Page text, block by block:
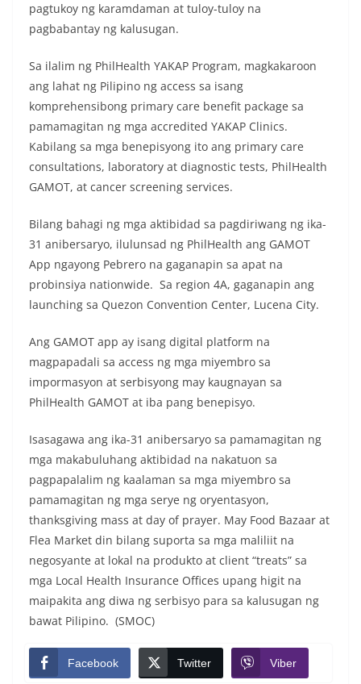
pagtukoy ng karamdaman at tuloy-tuloy na
pagbabantay ng kalusugan.
Sa ilalim ng PhilHealth YAKAP Program, magkakaroon
ang lahat ng Pilipino ng access sa isang
komprehensibong primary care benefit package sa
pamamagitan ng mga accredited YAKAP Clinics.
Kabilang sa mga benepisyong ito ang primary care
consultations, laboratory at diagnostic tests, PhilHealth
GAMOT, at cancer screening services.
Bilang bahagi ng mga aktibidad sa pagdiriwang ng ika-
31 anibersaryo, ilulunsad ng PhilHealth ang GAMOT
App ngayong Pebrero na gaganapin sa apat na
probinsiya nationwide. Sa region 4A, gaganapin ang
launching sa Quezon Convention Center, Lucena City.
Ang GAMOT app ay isang digital platform na
magpapadali sa access ng mga miyembro sa
impormasyon at serbisyong may kaugnayan sa
PhilHealth GAMOT at iba pang benepisyo.
Isasagawa ang ika-31 anibersaryo sa pamamagitan ng
mga makabuluhang aktibidad na nakatuon sa
pagpapalalim ng kaalaman sa mga miyembro sa
pamamagitan ng mga serye ng oryentasyon,
thanksgiving mass at day of prayer. May Food Bazaar at
Flea Market din bilang suporta sa mga maliliit na
negosyante at lokal na produkto at client “treats” sa
mga Local Health Insurance Offices upang higit na
maipakita ang diwa ng serbisyo para sa kalusugan ng
bawat Pilipino. (SMOC)
Facebook Twitter Viber